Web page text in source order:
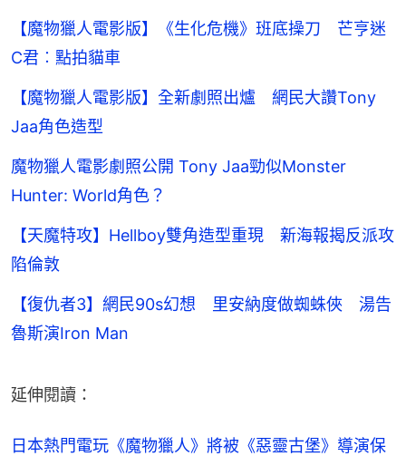
【魔物獵人電影版】《生化危機》班底操刀 芒亨迷
C君︰點拍貓車
【魔物獵人電影版】全新劇照出爐 網民大讚Tony
Jaa角色造型
魔物獵人電影劇照公開 Tony Jaa勁似Monster
Hunter: World角色？
【天魔特攻】Hellboy雙角造型重現 新海報揭反派攻
陷倫敦
【復仇者3】網民90s幻想 里安納度做蜘蛛俠 湯告
魯斯演Iron Man
延伸閱讀：
日本熱門電玩《魔物獵人》將被《惡靈古堡》導演保